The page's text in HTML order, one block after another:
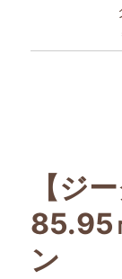
【ジ
85.95
ン